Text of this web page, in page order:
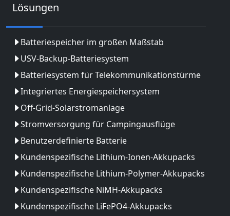
Lösungen
Batteriespeicher im großen Maßstab
USV-Backup-Batteriesystem
Batteriesystem für Telekommunikationstürme
Integriertes Energiespeichersystem
Off-Grid-Solarstromanlage
Stromversorgung für Campingausflüge
Benutzerdefinierte Batterie
Kundenspezifische Lithium-Ionen-Akkupacks
Kundenspezifische Lithium-Polymer-Akkupacks
Kundenspezifische NiMH-Akkupacks
Kundenspezifische LiFePO4-Akkupacks